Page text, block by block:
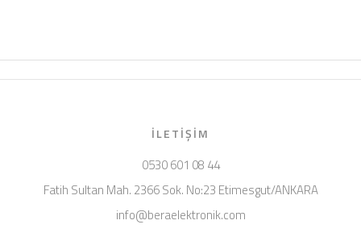
İLETIŞIM
0530 601 08 44
Fatih Sultan Mah. 2366 Sok. No:23 Etimesgut/ANKARA
info@beraelektronik.com